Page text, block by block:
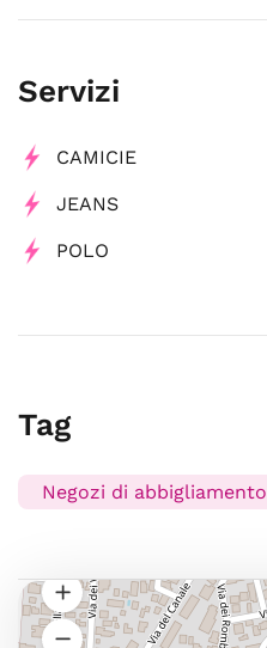
Servizi
CAMICIE
JEANS
POLO
Tag
Negozi di abbigliamento